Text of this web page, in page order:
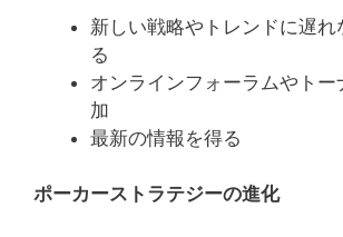
新しい戦略やトレンドに遅れ
る
オンラインフォーラムやトー
加
最新の情報を得る
ポーカーストラテジーの進化